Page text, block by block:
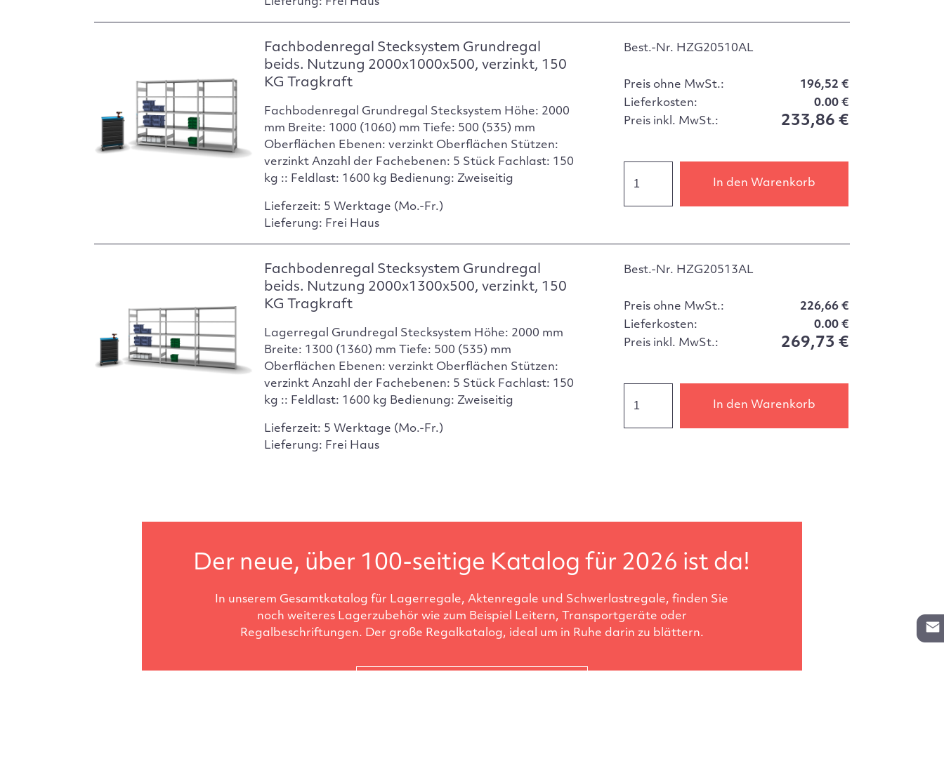
Fachbodenregal Stecksystem Grundregal
beids. Nutzung 2000x1000x500, verzinkt, 150
KG Tragkraft
Fachbodenregal Grundregal Stecksystem Höhe: 2000
mm Breite: 1000 (1060) mm Tiefe: 500 (535) mm
Oberflächen Ebenen: verzinkt Oberflächen Stützen:
verzinkt Anzahl der Fachebenen: 5 Stück Fachlast: 150
kg :: Feldlast: 1600 kg Bedienung: Zweiseitig
Lieferzeit: 5 Werktage (Mo.-Fr.)
Lieferung: Frei Haus
Best.-Nr. HZG20510AL
Preis ohne MwSt.:
196,52 €
Lieferkosten:
0.00 €
Preis inkl. MwSt.:
233,86 €
In den Warenkorb
Fachbodenregal Stecksystem Grundregal
beids. Nutzung 2000x1300x500, verzinkt, 150
KG Tragkraft
Lagerregal Grundregal Stecksystem Höhe: 2000 mm
Breite: 1300 (1360) mm Tiefe: 500 (535) mm
Oberflächen Ebenen: verzinkt Oberflächen Stützen:
verzinkt Anzahl der Fachebenen: 5 Stück Fachlast: 150
kg :: Feldlast: 1600 kg Bedienung: Zweiseitig
Lieferzeit: 5 Werktage (Mo.-Fr.)
Lieferung: Frei Haus
Best.-Nr. HZG20513AL
Preis ohne MwSt.:
226,66 €
Lieferkosten:
0.00 €
Preis inkl. MwSt.:
269,73 €
In den Warenkorb
Der neue, über 100-seitige Katalog für 2026 ist da!
In unserem Gesamtkatalog für Lagerregale, Aktenregale und Schwerlastregale, finden Sie
noch weiteres Lagerzubehör wie zum Beispiel Leitern, Transportgeräte oder
Regalbeschriftungen. Der große Regalkatalog, ideal um in Ruhe darin zu blättern.